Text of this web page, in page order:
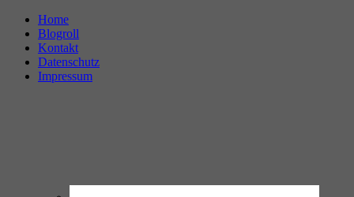
Home
Blogroll
Kontakt
Datenschutz
Impressum